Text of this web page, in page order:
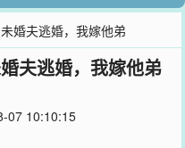
婚夫逃婚，我嫁他弟
夫逃婚，我嫁他弟
07 10:10:15